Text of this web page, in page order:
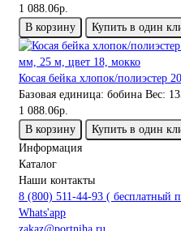
1 088.06р.
В корзину
Купить в один
Косая бейка хлопок/полиэстер
Базовая единица: бобина Вес:
1 088.06р.
В корзину
Купить в один
Информация
Каталог
Наши контакты
8 (800) 511-44-93 ( бесплатный
Whats'app